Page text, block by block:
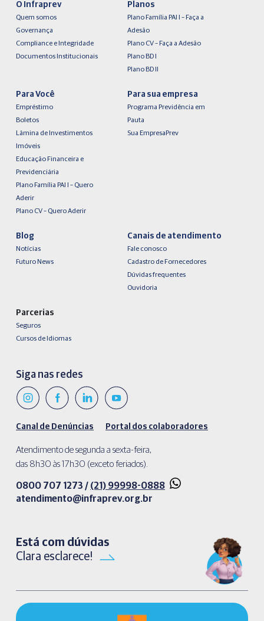
O Infraprev
Quem somos
Governança
Compliance e Integridade
Documentos Institucionais
Planos
Plano Família PAI I – Faça a
Adesão
Plano CV – Faça a Adesão
Plano BD I
Plano BD II
Para Você
Empréstimo
Boletos
Lâmina de Investimentos
Imóveis
Educação Financeira e
Previdenciária
Plano Família PAI I – Quero
Aderir
Plano CV – Quero Aderir
Para sua empresa
Programa Previdência em
Pauta
Sua EmpresaPrev
Blog
Notícias
Futuro News
Canais de atendimento
Fale conosco
Cadastro de Fornecedores
Dúvidas frequentes
Ouvidoria
Parcerias
Seguros
Cursos de Idiomas
Siga nas redes
Canal de Denúncias Portal dos colaboradores
Atendimento de segunda a sexta-feira,
das 8h30 às 17h30 (exceto feriados).
0800 707 1273 / (21) 99998-0888
atendimento@infraprev.org.br​
Está com dúvidas
Clara esclarece!